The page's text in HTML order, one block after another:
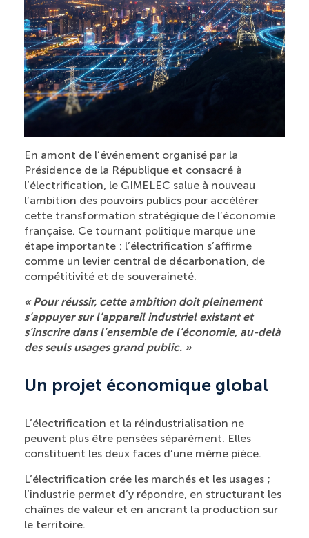
En amont de l’événement organisé par la
Présidence de la République et consacré à
l’électrification, le GIMELEC salue à nouveau
l’ambition des pouvoirs publics pour accélérer
cette transformation stratégique de l’économie
française. Ce tournant politique marque une
étape importante : l’électrification s’affirme
comme un levier central de décarbonation, de
compétitivité et de souveraineté.
« Pour réussir, cette ambition doit pleinement
s’appuyer sur l’appareil industriel existant et
s’inscrire dans l’ensemble de l’économie, au-delà
des seuls usages grand public. »
Un projet économique global
L’électrification et la réindustrialisation ne
peuvent plus être pensées séparément. Elles
constituent les deux faces d’une même pièce.
L’électrification crée les marchés et les usages ;
l’industrie permet d’y répondre, en structurant les
chaînes de valeur et en ancrant la production sur
le territoire.